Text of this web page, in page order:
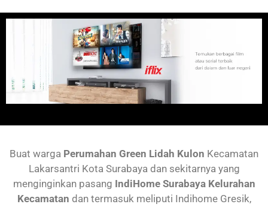
Buat warga Perumahan Green Lidah Kulon Kecamatan
Lakarsantri Kota Surabaya dan sekitarnya yang
menginginkan pasang IndiHome Surabaya Kelurahan
Kecamatan dan termasuk meliputi Indihome Gresik,